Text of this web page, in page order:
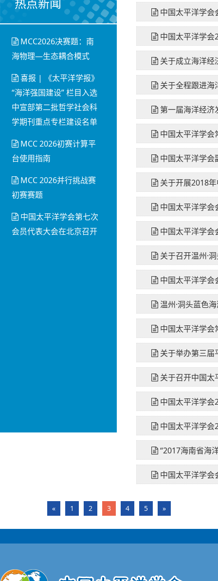
MCC2026决赛题：南
海物理—生态耦合模式
喜报 | 《太平洋学报》
“海洋强国建设” 栏目入选
中宣部第二批哲学社会科
学期刊重点专栏建设名单
MCC 2026初赛计算平
台使用指南
MCC 2026并行挑战赛
初赛赛题
中国太平洋学会第七次
会员代表大会在北京召开
中国太平洋学
中国太平洋学会
关于成立海洋经
关于全程跟进海
第一届海洋经济
中国太平洋学会
中国太平洋学
关于开展2018
中国太平洋学会
中国太平洋学会
关于召开温州·
中国太平洋学
温州·洞头蓝色
中国太平洋学会
关于举办第三
关于召开中国
中国太平洋学会
中国太平洋学会
“2017海南省海
中国太平洋学
« 1 2 3 4 5 »